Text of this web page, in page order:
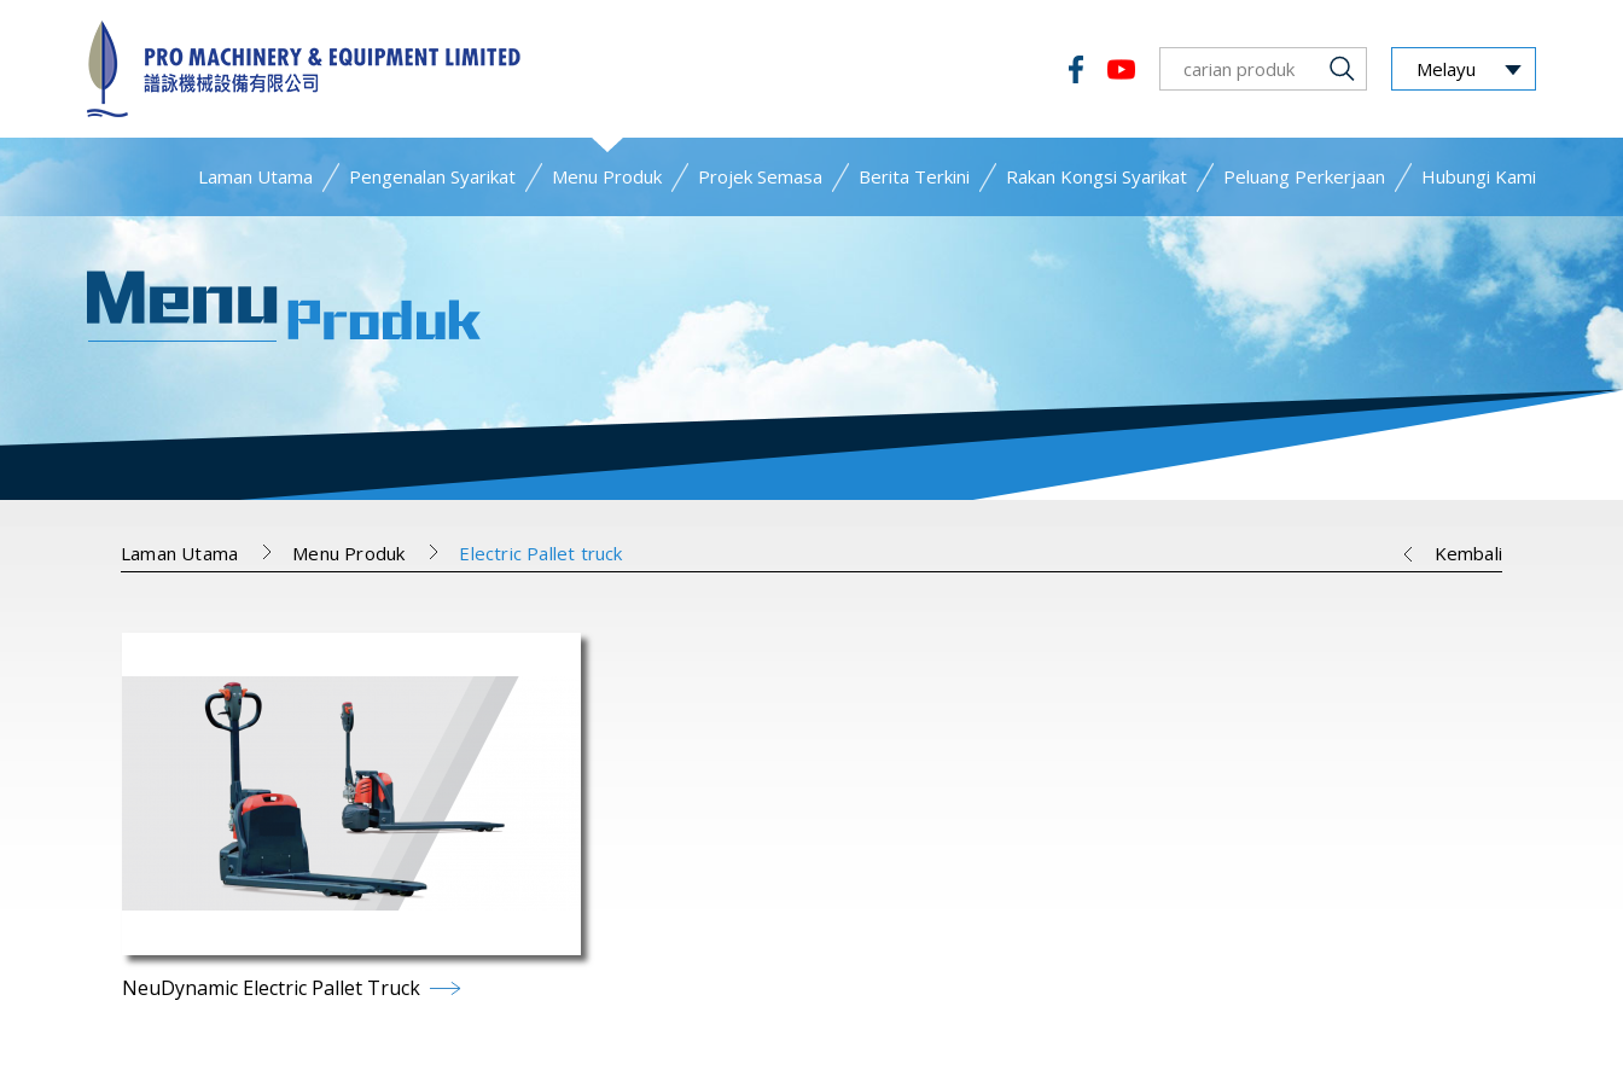
Melayu
Laman Utama Pengenalan Syarikat Menu Produk Projek Semasa Berita Terkini Rakan Kongsi Syarikat Peluang Perkerjaan Hubungi Kami
Laman Utama Menu Produk Electric Pallet truck Kembali
NeuDynamic Electric Pallet Truck